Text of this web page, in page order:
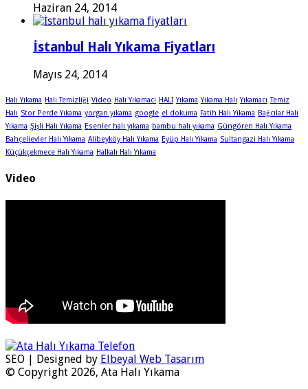
Haziran 24, 2014
İstanbul Halı Yıkama Fiyatları
Mayıs 24, 2014
Halı Yıkama Halı Temizliği Video Halı Yıkamacı HALI Yıkama Yıkama Halı Yıkamacı Temiz
Halı Stor Perde Yıkama yorgan yıkama google el dokuma Fatih Halı Yıkama Bağcılar Halı
Yıkama Şişli Halı Yıkama Esenler halı yıkama bambu halı yıkama Güngören Halı Yıkama
Bahçelievler Halı Yıkama Alibeyköy Halı Yıkama Eyüp Halı Yıkama Sultangazi Halı Yıkama
Küçükçekmece Halı Yıkama Halkalı Halı Yıkama
Video
SEO | Designed by Elbeyal Web Tasarım
© Copyright 2026, Ata Halı Yıkama